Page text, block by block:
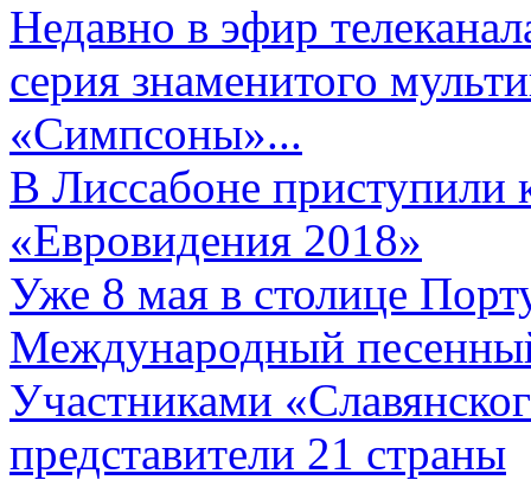
Недавно в эфир
серия знаменитого
«Симпсоны»...
В Лиссабоне приступили
«Евровидения 2018»
Уже 8 мая в столице
Международный
Участниками
представители 21 страны